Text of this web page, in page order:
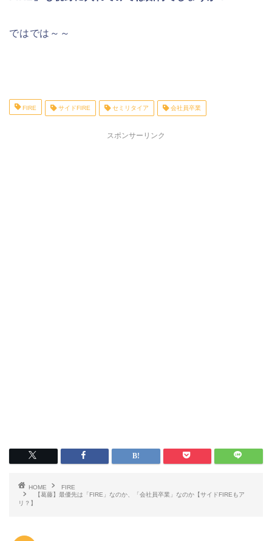
ではでは～～
FIRE サイドFIRE セミリタイア 会社員卒業
スポンサーリンク
HOME
FIRE
【葛藤】最優先は「FIRE」なのか、「会社員卒業」なのか【サイドFIREもア
リ？】